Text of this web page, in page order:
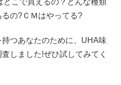
の?ＣＭはやってる?
つあなたのために、UHA味
しました!ぜひ試してみてく